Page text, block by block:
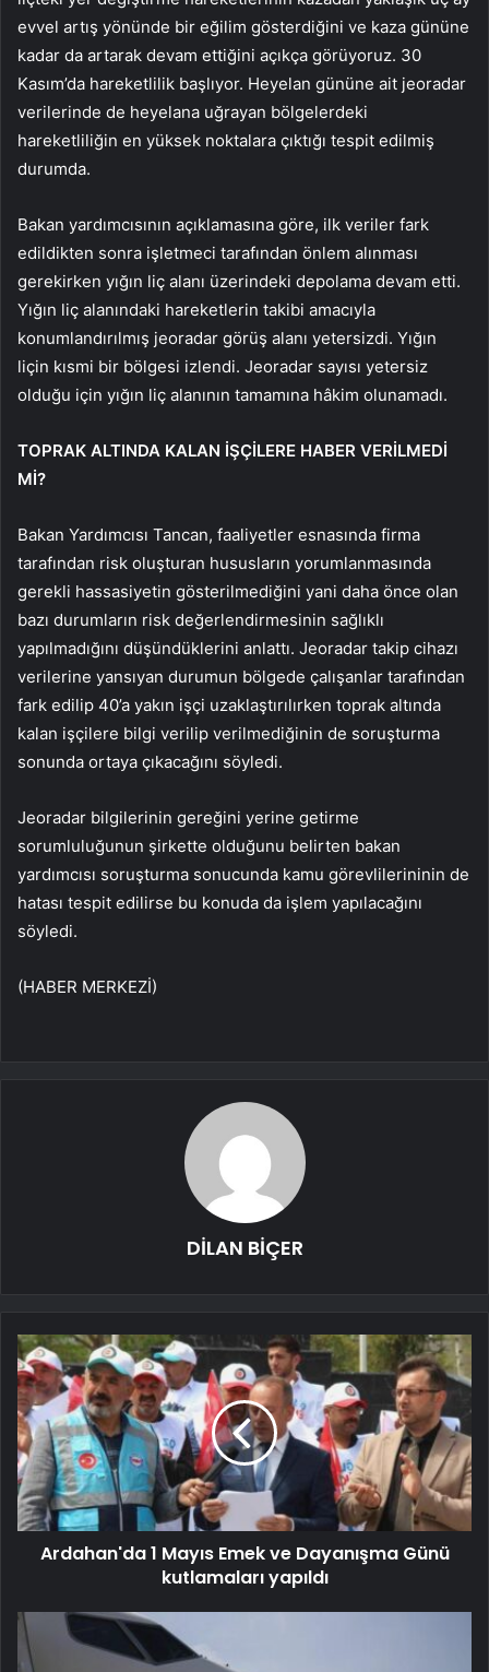
evvel artış yönünde bir eğilim gösterdiğini ve kaza gününe
kadar da artarak devam ettiğini açıkça görüyoruz. 30
Kasım’da hareketlilik başlıyor. Heyelan gününe ait jeoradar
verilerinde de heyelana uğrayan bölgelerdeki
hareketliliğin en yüksek noktalara çıktığı tespit edilmiş
durumda.
Bakan yardımcısının açıklamasına göre, ilk veriler fark
edildikten sonra işletmeci tarafından önlem alınması
gerekirken yığın liç alanı üzerindeki depolama devam etti.
Yığın liç alanındaki hareketlerin takibi amacıyla
konumlandırılmış jeoradar görüş alanı yetersizdi. Yığın
liçin kısmi bir bölgesi izlendi. Jeoradar sayısı yetersiz
olduğu için yığın liç alanının tamamına hâkim olunamadı.
TOPRAK ALTINDA KALAN İŞÇİLERE HABER VERİLMEDİ
Mİ?
Bakan Yardımcısı Tancan, faaliyetler esnasında firma
tarafından risk oluşturan hususların yorumlanmasında
gerekli hassasiyetin gösterilmediğini yani daha önce olan
bazı durumların risk değerlendirmesinin sağlıklı
yapılmadığını düşündüklerini anlattı. Jeoradar takip cihazı
verilerine yansıyan durumun bölgede çalışanlar tarafından
fark edilip 40’a yakın işçi uzaklaştırılırken toprak altında
kalan işçilere bilgi verilip verilmediğinin de soruşturma
sonunda ortaya çıkacağını söyledi.
Jeoradar bilgilerinin gereğini yerine getirme
sorumluluğunun şirkette olduğunu belirten bakan
yardımcısı soruşturma sonucunda kamu görevlilerininin de
hatası tespit edilirse bu konuda da işlem yapılacağını
söyledi.
(HABER MERKEZİ)
DİLAN BİÇER
Ardahan'da 1 Mayıs Emek ve Dayanışma Günü
kutlamaları yapıldı